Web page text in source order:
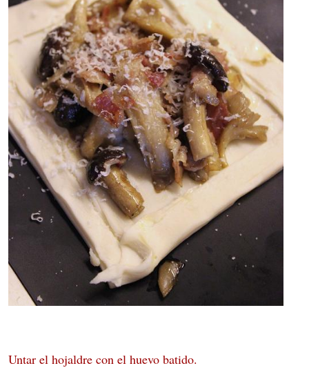
Untar el hojaldre con el huevo batido.